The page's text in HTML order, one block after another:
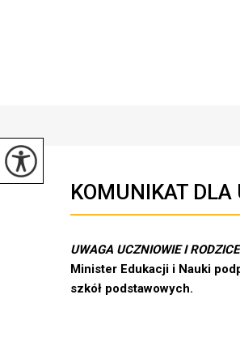
KOMUNIKAT DLA
UWAGA UCZNIOWIE I RODZICE
Minister Edukacji i Nauki
szkół podstawowych.